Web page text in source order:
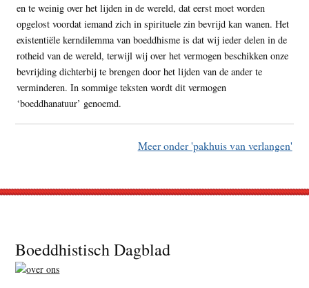
en te weinig over het lijden in de wereld, dat eerst moet worden
opgelost voordat iemand zich in spirituele zin bevrijd kan wanen. Het
existentiële kerndilemma van boeddhisme is dat wij ieder delen in de
rotheid van de wereld, terwijl wij over het vermogen beschikken onze
bevrijding dichterbij te brengen door het lijden van de ander te
verminderen. In sommige teksten wordt dit vermogen
‘boeddhanatuur’ genoemd.
Meer onder 'pakhuis van verlangen'
Footer
Boeddhistisch Dagblad